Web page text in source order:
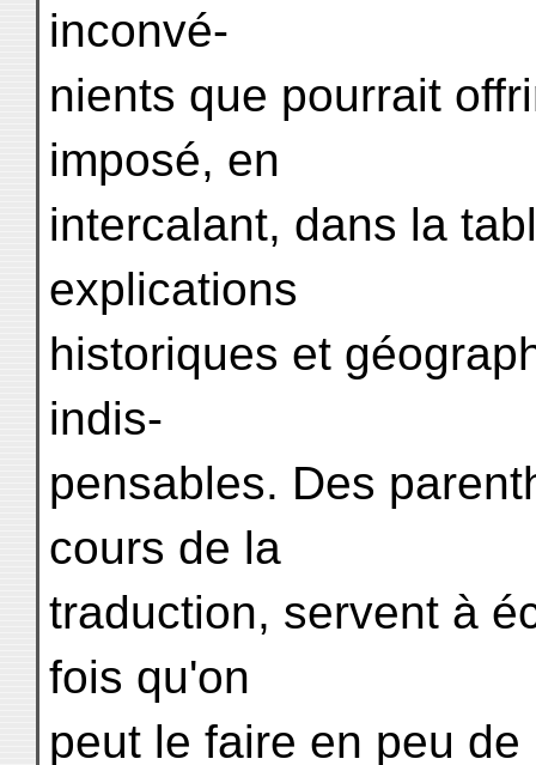
inconvé-
nients que pourrait
imposé, en
intercalant, dans la
explications
historiques et
indis-
pensables. Des
cours de la
traduction, servent à
fois qu'on
peut le faire en peu de